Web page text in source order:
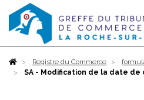
AccueilRegistre du Commerce
SA - Modification de la date